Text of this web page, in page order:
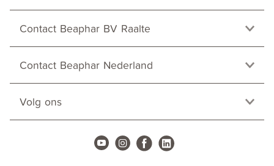
Contact Beaphar BV Raalte
Contact Beaphar Nederland
Volg ons